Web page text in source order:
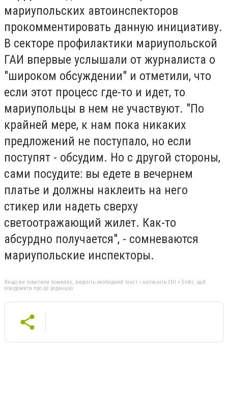
мариупольских автоинспекторов
прокомментировать данную инициативу.
В секторе профилактики мариупольской
ГАИ впервые услышали от журналиста о
"широком обсуждении" и отметили, что
если этот процесс где-то и идет, то
мариупольцы в нем не участвуют. "По
крайней мере, к нам пока никаких
предложений не поступало, но если
поступят - обсудим. Но с другой стороны,
сами посудите: вы едете в вечернем
платье и должны наклеить на него
стикер или надеть сверху
светоотражающий жилет. Как-то
абсурдно получается", - сомневаются
мариупольские инспекторы.
Якщо ви помітили помилку, виділіть необхідний текст і натисніть Ctrl + Enter, щоб
повідомити про це редакцію